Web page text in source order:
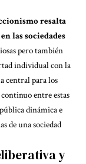
resalta
las sociedades
pero también
individual con la
central para los
entre estas
dinámica e
de una sociedad
y